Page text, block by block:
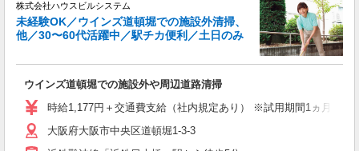
株式会社ハウスビルシステム
未経験OK／ウインズ道頓堀での施設外清掃、
他／30〜60代活躍中／駅チカ便利／土日のみ
ウインズ道頓堀での施設外や周辺道路清掃
時給1,177円＋交通費支給（社内規定あり） ※試用期間1ヵ月（同
大阪府大阪市中央区道頓堀1-3-3